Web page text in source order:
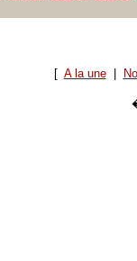
[ A la une|